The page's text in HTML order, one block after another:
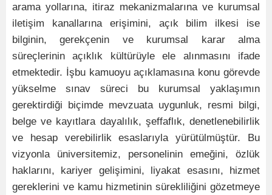
arama yollarına, itiraz mekanizmalarına ve kurumsal
iletişim kanallarına erişimini, açık bilim ilkesi ise
bilginin, gerekçenin ve kurumsal karar alma
süreçlerinin açıklık kültürüyle ele alınmasını ifade
etmektedir. İşbu kamuoyu açıklamasına konu görevde
yükselme sınav süreci bu kurumsal yaklaşımın
gerektirdiği biçimde mevzuata uygunluk, resmi bilgi,
belge ve kayıtlara dayalılık, şeffaflık, denetlenebilirlik
ve hesap verebilirlik esaslarıyla yürütülmüştür. Bu
vizyonla üniversitemiz, personelinin emeğini, özlük
haklarını, kariyer gelişimini, liyakat esasını, hizmet
gereklerini ve kamu hizmetinin sürekliliğini gözetmeye